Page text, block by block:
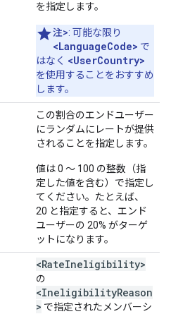
を指定します。
注>: 可能な限り
<LanguageCode> で
はなく <UserCountry>
を使用することをおすすめ
します。
この割合のエンドユーザー
にランダムにレートが提供
されることを指定します。
値は 0 ～ 100 の整数（指
定した値を含む）で指定し
てください。たとえば、
20 と指定すると、エンド
ユーザーの 20% がターゲ
ットになります。
<RateIneligibility>
の
<IneligibilityReason
> で指定されたメンバーシ